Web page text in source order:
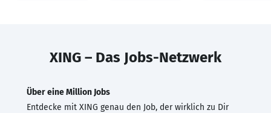
XING – Das Jobs-Netzwerk
Über eine Million Jobs
Entdecke mit XING genau den Job, der wirklich zu Dir